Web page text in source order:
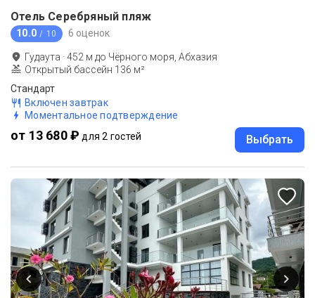
Отель Серебряный пляж
10.0 / 10 6 оценок
Гудаута ·452 м до Чёрного моря, Абхазия
Открытый бассейн 136 м²
Стандарт
Включен завтрак
Моментальное подтверждение
от 13 680 ₽ для 2 гостей Выбрать